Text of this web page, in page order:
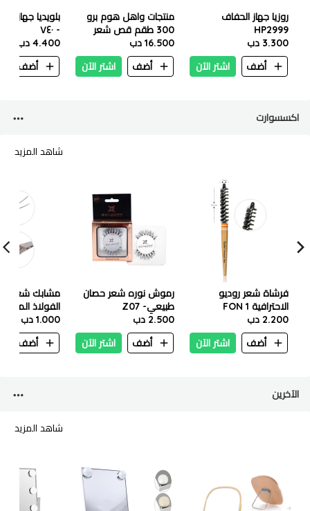
روزيا جهاز الحفاف
HP2999
3.300 دب
أضف
اشتر الآن
منتجات واهل هوم برو
300 طقم قص شعر
كامل 15 قطعة
16.500 دب
أضف
اشتر الآن
بلويديا جهاز
- ٧٤٠
4.400 دب
أضف
اكسسوارت
شاهد المزيد
فرشاة شعر روديو
الاحترافية FON 1
2.200 دب
أضف
اشتر الآن
رموش نوره شعر حصان
طبيعي- Z07
2.500 دب
أضف
اشتر الآن
مشابك شعر
الفولاذ
من لوني - 12 قطعة
1.000 دب
أضف
الآخرين
شاهد المزيد